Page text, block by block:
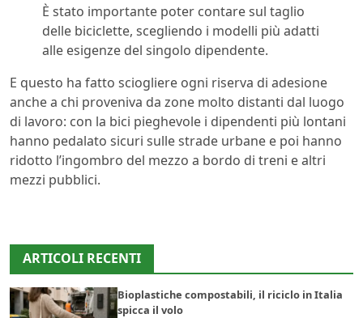
È stato importante poter contare sul taglio
delle biciclette, scegliendo i modelli più adatti
alle esigenze del singolo dipendente.
E questo ha fatto sciogliere ogni riserva di adesione
anche a chi proveniva da zone molto distanti dal luogo
di lavoro: con la bici pieghevole i dipendenti più lontani
hanno pedalato sicuri sulle strade urbane e poi hanno
ridotto l’ingombro del mezzo a bordo di treni e altri
mezzi pubblici.
ARTICOLI RECENTI
Bioplastiche compostabili, il riciclo in Italia
spicca il volo